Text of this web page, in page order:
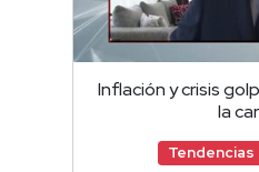
Inflación y crisis
la
Tendencias